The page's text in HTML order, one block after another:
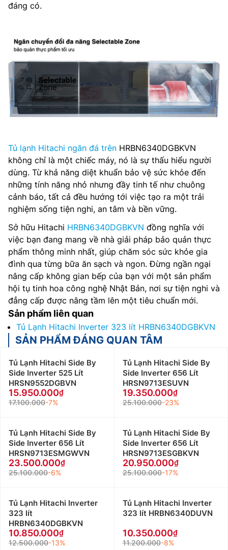
đáng có.
Tủ lạnh Hitachi ngăn đá trên HRBN6340DGBKVN
không chỉ là một chiếc máy, nó là sự thấu hiểu người
dùng. Từ khả năng diệt khuẩn bảo vệ sức khỏe đến
những tính năng nhỏ nhưng đầy tinh tế như chuông
cảnh báo, tất cả đều hướng tới việc tạo ra một trải
nghiệm sống tiện nghi, an tâm và bền vững.
Sở hữu Hitachi HRBN6340DGBKVN đồng nghĩa với
việc bạn đang mang về nhà giải pháp bảo quản thực
phẩm thông minh nhất, giúp chăm sóc sức khỏe gia
đình qua từng bữa ăn sạch và ngon. Đừng ngần ngại
nâng cấp không gian bếp của bạn với một sản phẩm
hội tụ tinh hoa công nghệ Nhật Bản, nơi sự tiện nghi và
đẳng cấp được nâng tầm lên một tiêu chuẩn mới.
Sản phẩm liên quan
Tủ Lạnh Hitachi Inverter 323 lít HRBN6340DGBKVN
SẢN PHẨM ĐÁNG QUAN TÂM
Tủ Lạnh Hitachi Side By
Side Inverter 525 Lít
HRSN9552DGBVN
15.950.000
17.100.000-7%
Tủ Lạnh Hitachi Side By
Side Inverter 656 Lít
HRSN9713ESUVN
19.350.000
25.100.000-23%
Tủ Lạnh Hitachi Side By
Side Inverter 656 Lít
HRSN9713ESMGWVN
23.500.000
25.100.000-6%
Tủ Lạnh Hitachi Side By
Side Inverter 656 Lít
HRSN9713ESGBKVN
20.950.000
25.100.000-17%
Tủ Lạnh Hitachi Inverter
323 lít
HRBN6340DGBKVN
10.850.000
12.500.000-13%
Tủ Lạnh Hitachi Inverter
323 lít HRBN6340DUVN
10.350.000
11.200.000-8%